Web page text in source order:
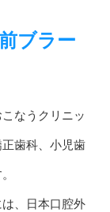
ブラー
なうクリニッ
歯科、小児歯
、日本口腔外